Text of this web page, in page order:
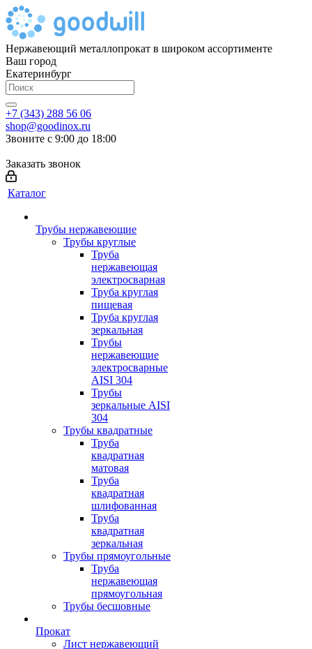
Нержавеющий металлопрокат в широком ассортименте
Ваш город
Екатеринбург
+7 (343) 288 56 06
shop@goodinox.ru
Звоните с 9:00 до 18:00
Заказать звонок
Каталог
Трубы нержавеющие
Трубы круглые
Труба
нержавеющая
электросварная
Труба круглая
пищевая
Труба круглая
зеркальная
Трубы
нержавеющие
электросварные
AISI 304
Трубы
зеркальные AISI
304
Трубы квадратные
Труба
квадратная
матовая
Труба
квадратная
шлифованная
Труба
квадратная
зеркальная
Трубы прямоугольные
Труба
нержавеющая
прямоугольная
Трубы бесшовные
Прокат
Лист нержавеющий